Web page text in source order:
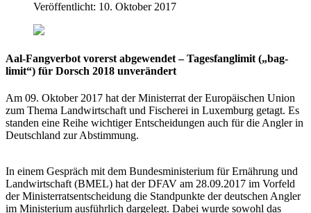
Veröffentlicht: 10. Oktober 2017
Aal-Fangverbot vorerst abgewendet – Tagesfanglimit („bag-
limit“) für Dorsch 2018 unverändert
Am 09. Oktober 2017 hat der Ministerrat der Europäischen Union
zum Thema Landwirtschaft und Fischerei in Luxemburg getagt. Es
standen eine Reihe wichtiger Entscheidungen auch für die Angler in
Deutschland zur Abstimmung.
In einem Gespräch mit dem Bundesministerium für Ernährung und
Landwirtschaft (BMEL) hat der DFAV am 28.09.2017 im Vorfeld
der Ministerratsentscheidung die Standpunkte der deutschen Angler
im Ministerium ausführlich dargelegt. Dabei wurde sowohl das